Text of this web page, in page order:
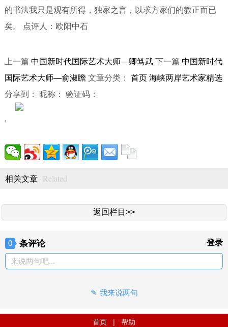
的书法我只是观有所得，独家之言，以求方家们的教正而已
矣。 点评人：欧阳中石
上一篇 中国新时代国际艺术大师—卿笃武 下一篇 中国新时代
国际艺术大师—俞淑瞻 文章分类： 首页 海峡两岸艺术家精选
分享到：
昵称： 验证码：
,
相关文章 Related
返回栏目>>
0 条评论 登录
来说两句吧...
我来说两句
首页 | 帮助